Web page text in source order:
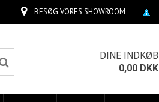
BESØG VORES SHOWROOM
DINE INDKØB
0,00 DKK